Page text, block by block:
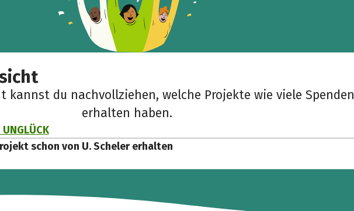
kannst du nachvollziehen, welche Projekte wie viele Spenden
erhalten haben.
schon von U. Scheler erhalten